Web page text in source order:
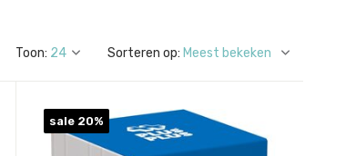
Toon: Sorteren op:
sale 20%